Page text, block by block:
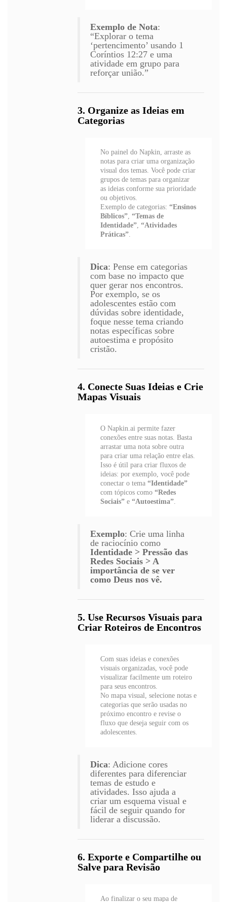
Exemplo de Nota:
“Explorar o tema
‘pertencimento’ usando 1
Coríntios 12:27 e uma
atividade em grupo para
reforçar união.”
3. Organize as Ideias em
Categorias
No painel do Napkin, arraste as
notas para criar uma organização
visual dos temas. Você pode criar
grupos de temas para organizar
as ideias conforme sua prioridade
ou objetivos.
Exemplo de categorias: “Ensinos
Bíblicos”, “Temas de
Identidade”, “Atividades
Práticas”.
Dica: Pense em categorias
com base no impacto que
quer gerar nos encontros.
Por exemplo, se os
adolescentes estão com
dúvidas sobre identidade,
foque nesse tema criando
notas específicas sobre
autoestima e propósito
cristão.
4. Conecte Suas Ideias e Crie
Mapas Visuais
O Napkin.ai permite fazer
conexões entre suas notas. Basta
arrastar uma nota sobre outra
para criar uma relação entre elas.
Isso é útil para criar fluxos de
ideias: por exemplo, você pode
conectar o tema “Identidade”
com tópicos como “Redes
Sociais” e “Autoestima”.
Exemplo: Crie uma linha
de raciocínio como
Identidade > Pressão das
Redes Sociais > A
importância de se ver
como Deus nos vê.
5. Use Recursos Visuais para
Criar Roteiros de Encontros
Com suas ideias e conexões
visuais organizadas, você pode
visualizar facilmente um roteiro
para seus encontros.
No mapa visual, selecione notas e
categorias que serão usadas no
próximo encontro e revise o
fluxo que deseja seguir com os
adolescentes.
Dica: Adicione cores
diferentes para diferenciar
temas de estudo e
atividades. Isso ajuda a
criar um esquema visual e
fácil de seguir quando for
liderar a discussão.
6. Exporte e Compartilhe ou
Salve para Revisão
Ao finalizar o seu mapa de